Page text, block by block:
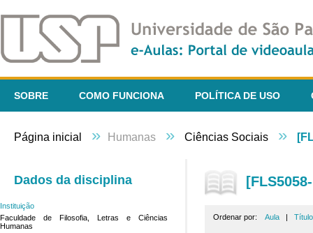
SOBRE COMO FUNCIONA POLÍTICA DE USO
Página inicial » Humanas » Ciências Sociais »
Dados da disciplina
Instituição
Faculdade de Filosofia, Letras e Ciências
Humanas
Ordenar por: Aula | Título